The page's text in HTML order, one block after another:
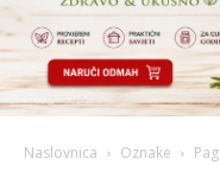
Naslovnica Oznake Pag